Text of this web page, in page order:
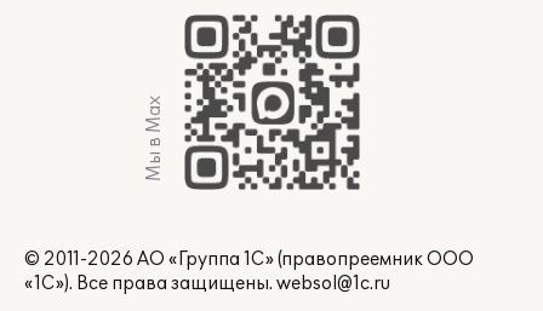
Мы в Max
© 2011-2026 АО «Группа 1С» (правопреемник ООО
«1С»). Все права защищены. websol@1c.ru